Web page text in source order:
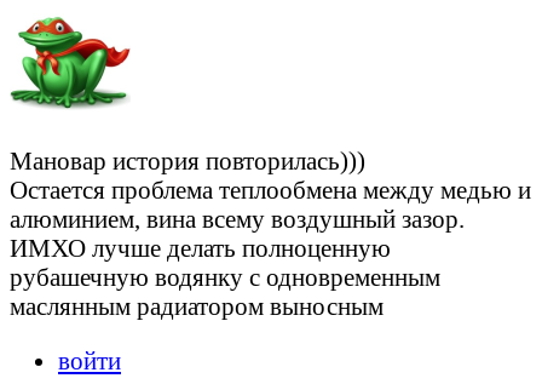
Мановар история повторилась)))
Остается проблема теплообмена между медью и
алюминием, вина всему воздушный зазор.
ИМХО лучше делать полноценную
рубашечную водянку с одновременным
маслянным радиатором выносным
войти